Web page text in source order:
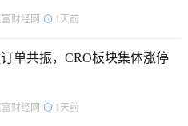
点
AI服务器龙头浪潮信息的半年
润26亿至31亿元，同比增长
润约20亿至25亿元，创下上市
富财经网 1天前
单共振，CRO板块集体涨停
富财经网 1天前